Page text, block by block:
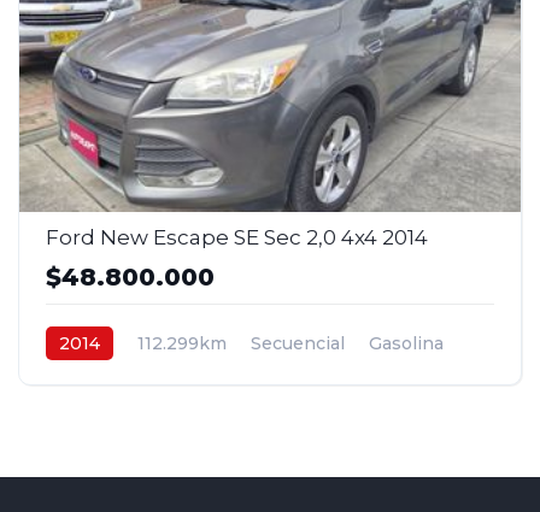
Ford New Escape SE Sec 2,0 4x4 2014
$48.800.000
2014 112.299km Secuencial
Gasolina